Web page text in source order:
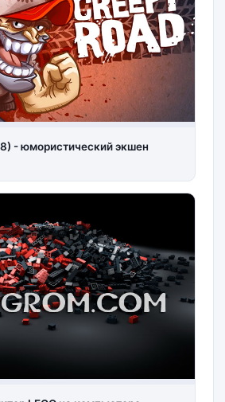
- юмористический экшен